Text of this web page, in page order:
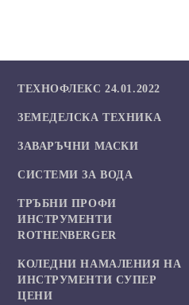
ТЕХНОФЛЕКС 24.01.2022
ЗЕМЕДЕЛСКА ТЕХНИКА
ЗАВАРЪЧНИ МАСКИ
СИСТЕМИ ЗА ВОДА
ТРЪБНИ ПРОФИ
ИНСТРУМЕНТИ
ROTHENBERGER
КОЛЕДНИ НАМАЛЕНИЯ НА
ИНСТРУМЕНТИ СУПЕР
ЦЕНИ